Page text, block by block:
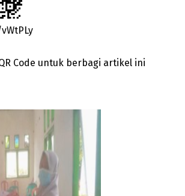
Code untuk berbagi artikel ini